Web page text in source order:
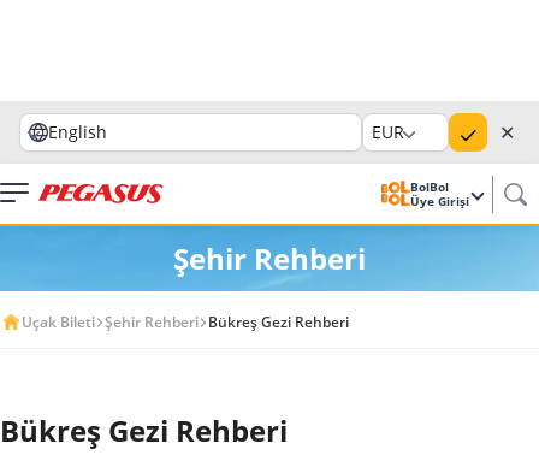
English EUR ✕
BolBol
Üye Girişi
Şehir Rehberi
Uçak Bileti Şehir Rehberi Bükreş Gezi Rehberi
Bükreş Gezi Rehberi